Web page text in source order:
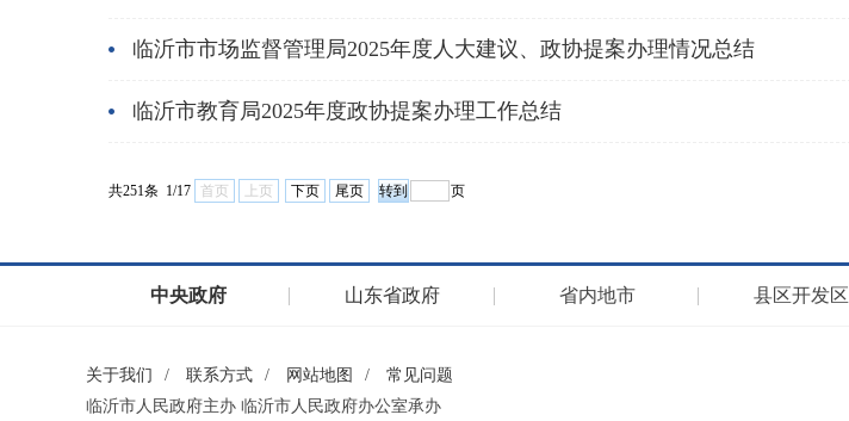
临沂市市场监督管理局2025年度人大建议、政协提案办理情况总结
临沂市教育局2025年度政协提案办理工作总结
共251条 1/17 首页 上页 下页 尾页 页
中央政府 山东省政府 省内地市 县区开发区
关于我们 / 联系方式 / 网站地图 /
常见问题
临沂市人民政府主办 临沂市人民政府办公室承办